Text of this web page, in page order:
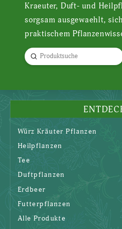
Kraeuter, Duft- und
sorgsam ausgewaehlt,
praktischem
Search
Submit
Würz Kräuter Pflanzen
Heilpflanzen
Tee
Duftpflanzen
Erdbeer
Futterpflanzen
Alle Produkte